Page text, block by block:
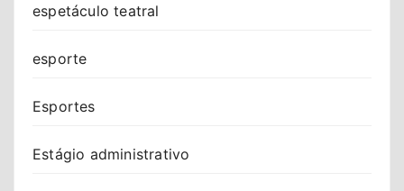
espetáculo teatral
esporte
Esportes
Estágio administrativo